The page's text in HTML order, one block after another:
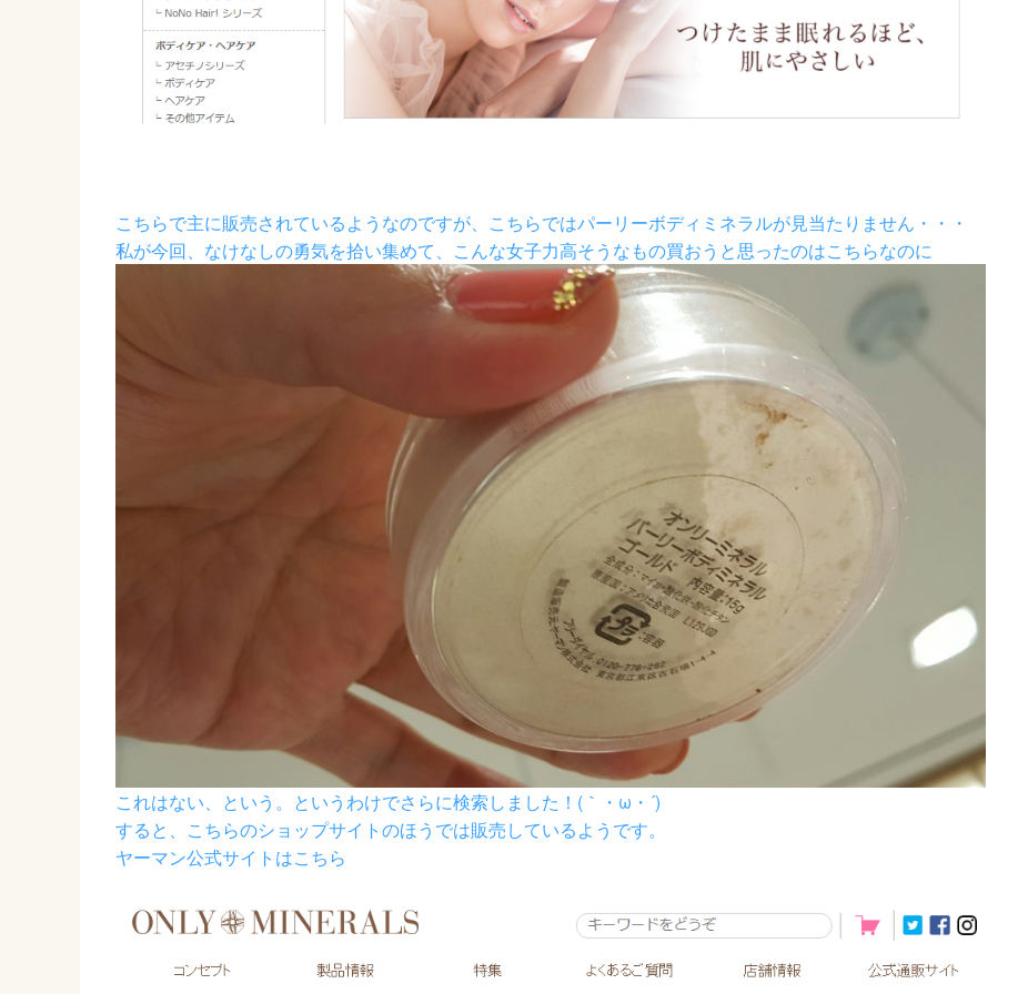
こちらで主に販売されているようなのですが、こちらではパーリーボディミネラルが見当たりません・・・
私が今回、なけなしの勇気を拾い集めて、こんな女子力高そうなもの買おうと思ったのはこちらなのに
これはない、という。というわけでさらに検索しました！(｀・ω・´)ゞ
すると、こちらのショップサイトのほうでは販売しているようです。
ヤーマン公式サイトはこちら